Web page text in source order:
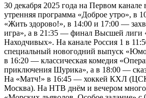
30 декабря 2025 года на Первом канале
утренняя программа «Доброе утро», в
«Жить здорово!», в 14:00 и 17:00 —
игра», а в 21:35 — финал Высшей лиги
Находчивых». На канале Россия 1 в
специальный новогодний выпуск
в 16:20 — классическая комедия
приключения Шурика», а в 18:00 —
На «Матч!» в 16:45 — хоккей КХЛ
Москва). На НТВ днём и вечером